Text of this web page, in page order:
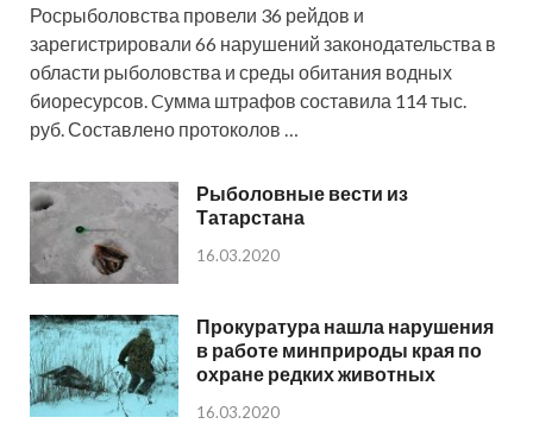
Росрыболовства провели 36 рейдов и
зарегистрировали 66 нарушений законодательства в
области рыболовства и среды обитания водных
биоресурсов. Cумма штрафов составила 114 тыс.
руб. Составлено протоколов …
Рыболовные вести из
Татарстана
16.03.2020
Прокуратура нашла нарушения
в работе минприроды края по
охране редких животных
16.03.2020